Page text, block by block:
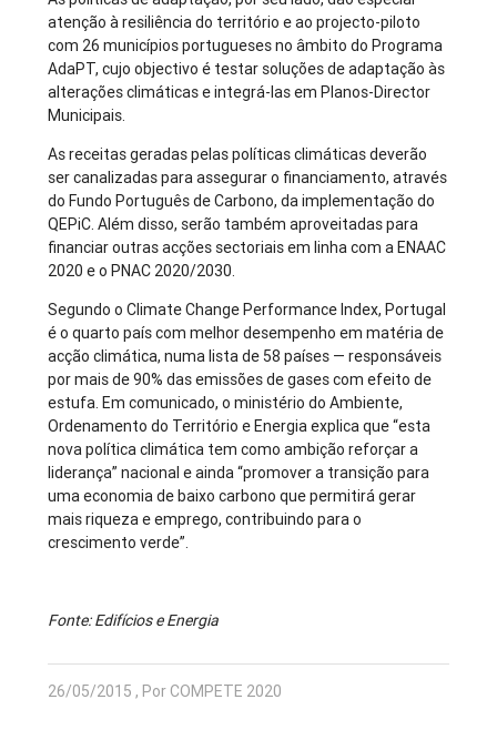
atenção à resiliência do território e ao projecto-piloto
com 26 municípios portugueses no âmbito do Programa
AdaPT, cujo objectivo é testar soluções de adaptação às
alterações climáticas e integrá-las em Planos-Director
Municipais.
As receitas geradas pelas políticas climáticas deverão
ser canalizadas para assegurar o financiamento, através
do Fundo Português de Carbono, da implementação do
QEPiC. Além disso, serão também aproveitadas para
financiar outras acções sectoriais em linha com a ENAAC
2020 e o PNAC 2020/2030.
Segundo o Climate Change Performance Index, Portugal
é o quarto país com melhor desempenho em matéria de
acção climática, numa lista de 58 países — responsáveis
por mais de 90% das emissões de gases com efeito de
estufa. Em comunicado, o ministério do Ambiente,
Ordenamento do Território e Energia explica que “esta
nova política climática tem como ambição reforçar a
liderança” nacional e ainda “promover a transição para
uma economia de baixo carbono que permitirá gerar
mais riqueza e emprego, contribuindo para o
crescimento verde”.
Fonte: Edifícios e Energia
26/05/2015 , Por COMPETE 2020